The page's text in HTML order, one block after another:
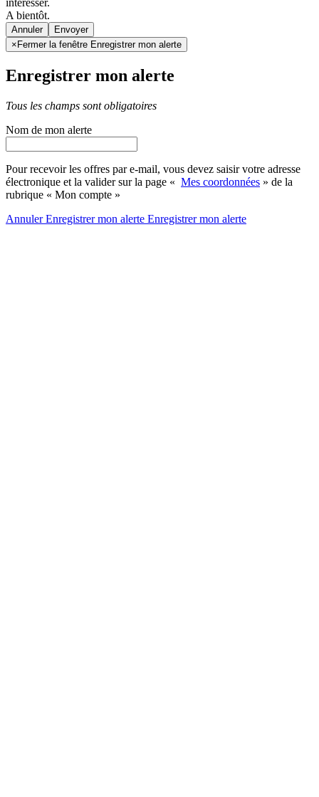
intéresser.
A bientôt.
Annuler
× Fermer la fenêtre Enregistrer mon alerte
Enregistrer mon alerte
Tous les champs sont obligatoires
Nom de mon alerte
Pour recevoir les offres par e-mail, vous devez saisir votre adresse
électronique et la valider sur la page « Mes coordonnées » de la
rubrique « Mon compte »
AnnulerEnregistrer mon alerte Enregistrermon alerte